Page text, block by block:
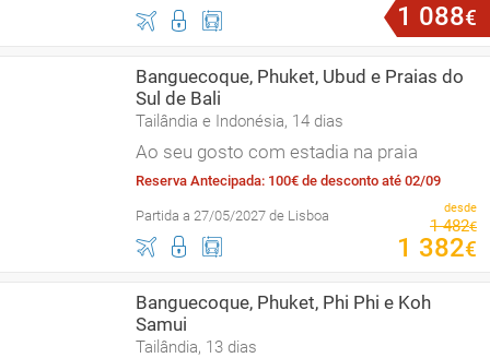
1 088€
Banguecoque, Phuket, Ubud e Praias do
Sul de Bali
Tailândia e Indonésia, 14 dias
Ao seu gosto com estadia na praia
Reserva Antecipada: 100€ de desconto até 02/09
Partida a 27/05/2027 de Lisboa desde
1 482€
1 382€
Banguecoque, Phuket, Phi Phi e Koh
Samui
Tailândia, 13 dias